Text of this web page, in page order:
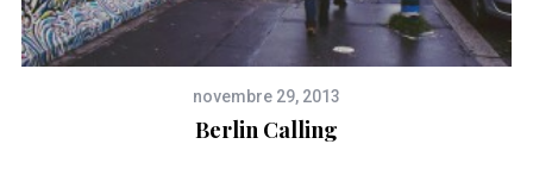
novembre 29, 2013
Berlin Calling